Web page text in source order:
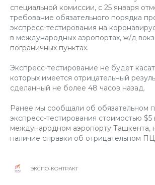
специальной комиссии, с 25 января
требование обязательного порядка
экспресс-тестирования на
в международных аэропортах, ж/д
пограничных пунктах.
Экспресс-тестирование не будет
которых имеется отрицательный
сделанный не более 48 часов назад.
Ранее мы сообщали об обязательном
экспресс-тестирования стоимостью $5
международном аэропорту Ташкента,
наличие справки об отрицательном
ЭКСПО-КОНТРАКТ